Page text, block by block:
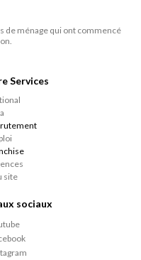
de ménage qui ont commencé
Services
site
sociaux